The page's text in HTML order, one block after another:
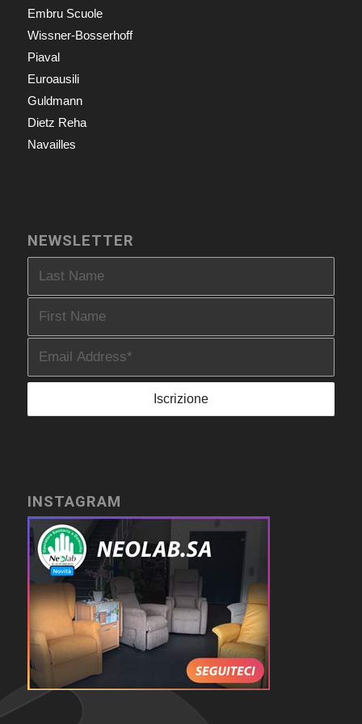
Embru Scuole
Wissner-Bosserhoff
Piaval
Euroausili
Guldmann
Dietz Reha
Navailles
NEWSLETTER
INSTAGRAM